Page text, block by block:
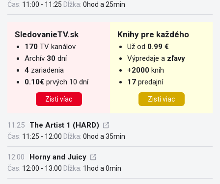
Čas: 11:00 - 11:25 Dĺžka: 0hod a 25min
SledovanieTV.sk
170 TV kanálov
Archív 30 dní
4 zariadenia
0.10€ prvých 10 dní
Zisti víac
Knihy pre každého
Už od 0.99 €
Výpredaje a zľavy
+2000 kníh
17 predajní
Zisti viac
11:25 The Artist 1 (HARD)
Čas: 11:25 - 12:00 Dĺžka: 0hod a 35min
12:00 Horny and Juicy
Čas: 12:00 - 13:00 Dĺžka: 1hod a 0min